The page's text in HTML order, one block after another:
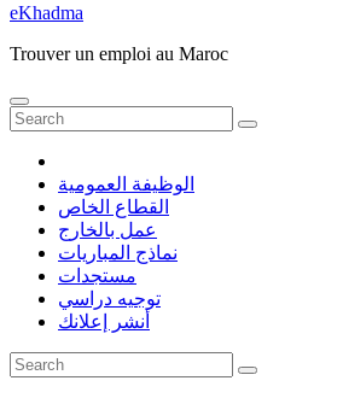
eKhadma
Trouver un emploi au Maroc
الوظيفة العمومية
القطاع الخاص
عمل بالخارج
نماذج المباريات
مستجدات
توجيه دراسي
أنشر إعلانك